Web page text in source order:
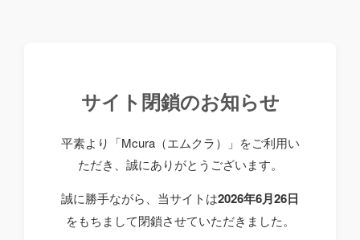
サイト閉鎖のお知らせ
平素より「Mcura（エムクラ）」をご利用い
ただき、誠にありがとうございます。
誠に勝手ながら、当サイトは2026年6月26日
をもちまして閉鎖させていただきました。